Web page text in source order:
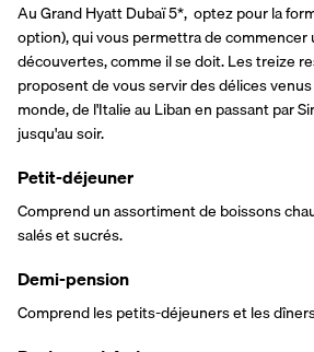
Au Grand Hyatt Dubaï 5*,  optez pour la
option), qui vous permettra de commencer
découvertes, comme il se doit. Les treize
proposent de vous servir des délices
monde, de l'Italie au Liban en passant par
jusqu'au soir.
Petit-déjeuner
Comprend un assortiment de boissons
salés et sucrés.
Demi-pension
Comprend les petits-déjeuners et les